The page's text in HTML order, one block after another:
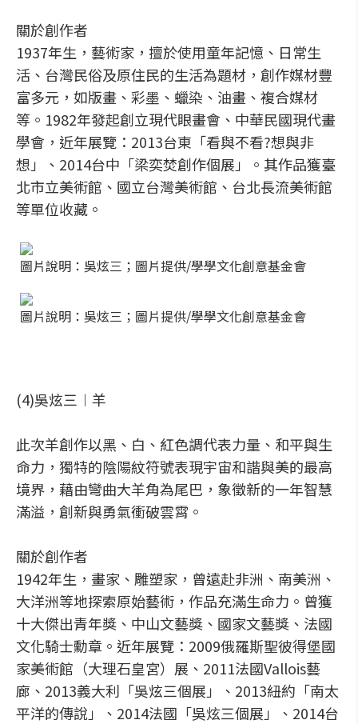
關於創作者
1937年生，藝術家，擅於使用童年記憶、日常生
活、台灣民俗及原住民的生活為題材，創作媒材豐
富多元，如版畫、彩墨、蠟染、油畫、複合媒材
等。1982年發起創立現代眼畫會、中華民國現代畫
學會，近年展覽：2013台東「看與不看?想與非
想」、2014台中「梁奕焚創作個展」。其作品獲臺
北市立美術館、國立台灣美術館、台北長流美術館
等單位收藏。
圖片說明：吳炫三；圖片提供/學學文化創意基金會
圖片說明：吳炫三；圖片提供/學學文化創意基金會
(4)吳炫三︱羊
此次羊創作以黑、白、紅色調代表力量、和平與生
命力，獨特的陰陽紋符號表現宇宙和諧與美的最高
境界，藉由彎曲大羊角為尾巴，象徵新的一年智慧
滿溢，創新與勇氣衝破雲霄。
關於創作者
1942年生，畫家、雕塑家，曾遠赴非洲、南美洲、
大洋洲等地探索原始藝術，作品充滿生命力。曾獲
十大傑出青年獎、中山文藝獎、國家文藝獎、法國
文化騎士勳章。近年展覽：2009俄羅斯聖彼得堡國
家美術館（大理石皇宮）展、2011法國Vallois藝
廊、2013義大利「吳炫三個展」、2013紐約「南太
平洋的傳說」、2014法國「吳炫三個展」、2014台